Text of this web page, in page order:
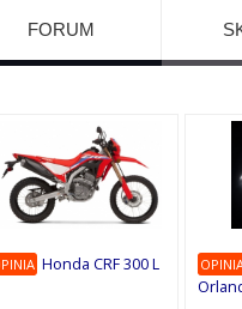
FORUM
Honda CRF 300 L